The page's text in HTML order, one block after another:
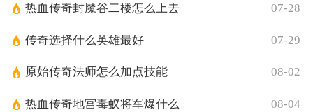
热血传奇封魔谷二楼怎么上去 07-28
传奇选择什么英雄最好 07-29
原始传奇法师怎么加点技能 08-02
热血传奇地宫毒蚁将军爆什么 08-04